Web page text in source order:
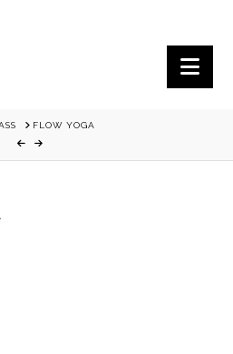
FLOW YOGA